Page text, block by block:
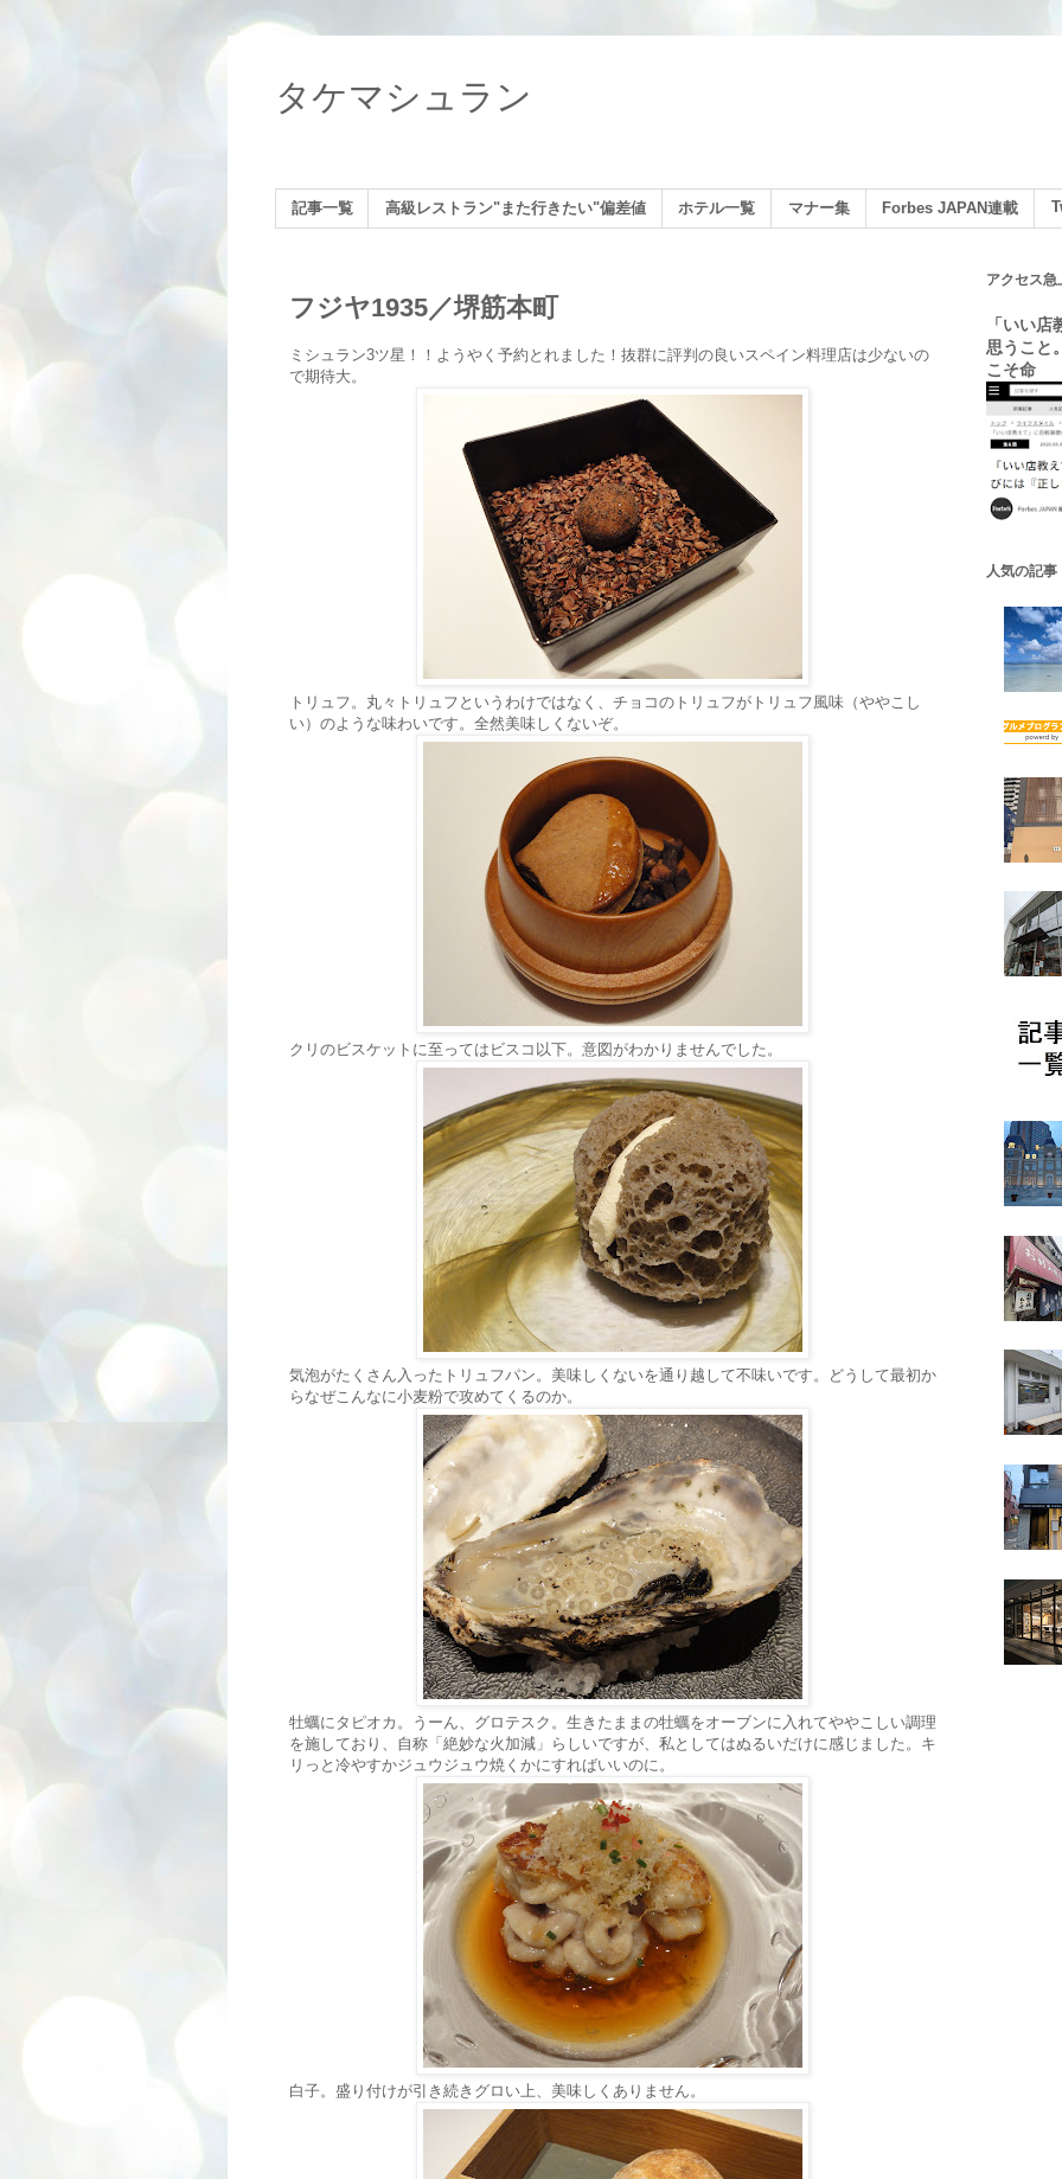
タケマシュラン
記事一覧 高級レストラン"また行きたい"偏差値 ホテル一覧 マナー集 Forbes JAPAN連載
フジヤ1935／堺筋本町
ミシュラン3ツ星！！ようやく予約とれました！抜群に評判の良いスペイン料理店は少ないの
で期待大。
トリュフ。丸々トリュフというわけではなく、チョコのトリュフがトリュフ風味（ややこし
い）のような味わいです。全然美味しくないぞ。
クリのビスケットに至ってはビスコ以下。意図がわかりませんでした。
気泡がたくさん入ったトリュフパン。美味しくないを通り越して不味いです。どうして最初か
らなぜこんなに小麦粉で攻めてくるのか。
牡蠣にタピオカ。うーん、グロテスク。生きたままの牡蠣をオーブンに入れてややこしい調理
を施しており、自称「絶妙な火加減」らしいですが、私としてはぬるいだけに感じました。キ
リっと冷やすかジュウジュウ焼くかにすればいいのに。
白子。盛り付けが引き続きグロい上、美味しくありません。
アクセス急
「いい
思うこと
こそ命
人気の記事